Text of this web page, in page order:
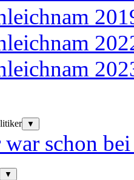
▼
war schon
▼